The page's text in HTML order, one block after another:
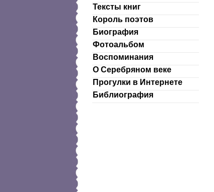
Тексты книг
Король поэтов
Биография
Фотоальбом
Воспоминания
О Серебряном веке
Прогулки в Интернете
Библиография